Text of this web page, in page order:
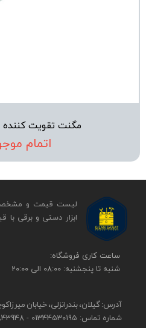
مگنت تقویت کننده
اتمام
​​ساعت کاری فروشگاه:
شنبه تا پنجشنبه: 08:00 الی 20:00
آدرس: گیلان، بندرانزلی، خیابان
شماره تماس: 01344530195 - 09111843948
لیست قیمت و
ابزار دستی و برقی ​​​​​​​با